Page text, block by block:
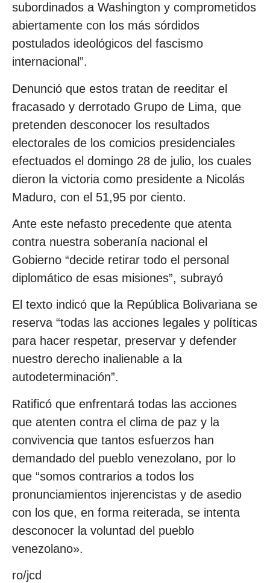
subordinados a Washington y comprometidos
abiertamente con los más sórdidos
postulados ideológicos del fascismo
internacional”.
Denunció que estos tratan de reeditar el
fracasado y derrotado Grupo de Lima, que
pretenden desconocer los resultados
electorales de los comicios presidenciales
efectuados el domingo 28 de julio, los cuales
dieron la victoria como presidente a Nicolás
Maduro, con el 51,95 por ciento.
Ante este nefasto precedente que atenta
contra nuestra soberanía nacional el
Gobierno “decide retirar todo el personal
diplomático de esas misiones”, subrayó
El texto indicó que la República Bolivariana se
reserva “todas las acciones legales y políticas
para hacer respetar, preservar y defender
nuestro derecho inalienable a la
autodeterminación”.
Ratificó que enfrentará todas las acciones
que atenten contra el clima de paz y la
convivencia que tantos esfuerzos han
demandado del pueblo venezolano, por lo
que “somos contrarios a todos los
pronunciamientos injerencistas y de asedio
con los que, en forma reiterada, se intenta
desconocer la voluntad del pueblo
venezolano».
ro/jcd